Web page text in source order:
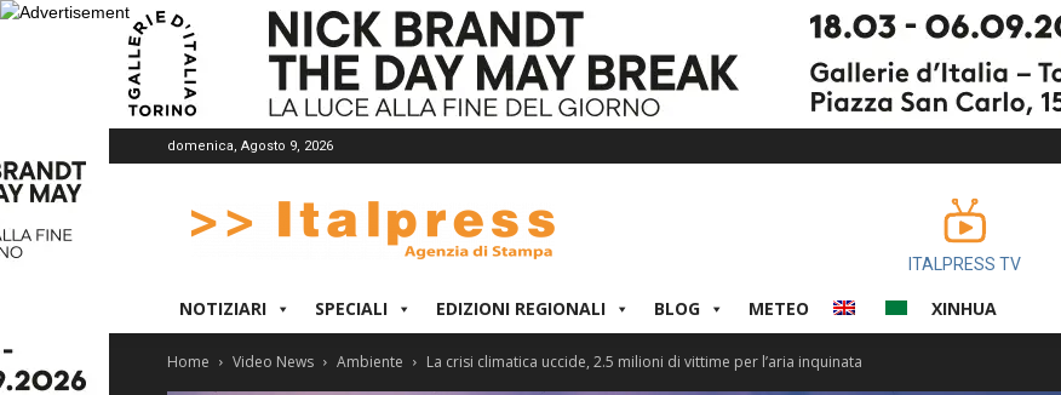
domenica, Agosto 9, 2026
ITALPRESS TV
NOTIZIARI SPECIALI EDIZIONI REGIONALI BLOG METEO XINHUA
Home Video News Ambiente La crisi climatica uccide, 2.5 milioni di vittime per l’aria inquinata